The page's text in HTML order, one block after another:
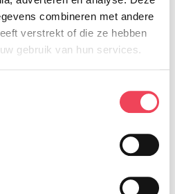
combineren met andere
verstrekt of die ze hebben
gebruik van hun services.
Lees meer